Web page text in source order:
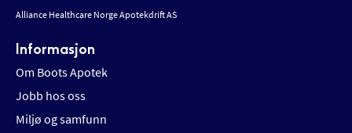
Alliance Healthcare Norge Apotekdrift AS
Informasjon
Om Boots Apotek
Jobb hos oss
Miljø og samfunn